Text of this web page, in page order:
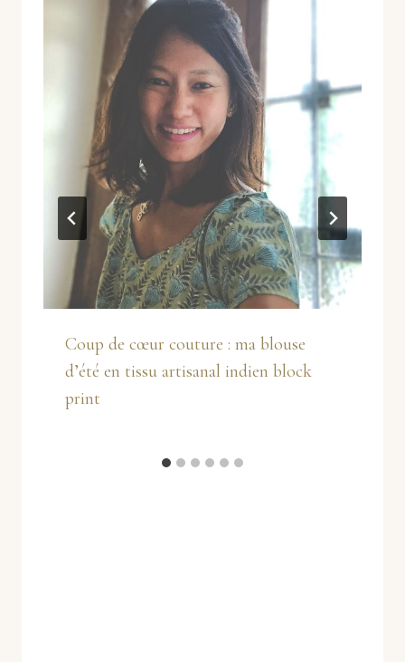
Coup de cœur couture : ma blouse
d’été en tissu artisanal indien block
print